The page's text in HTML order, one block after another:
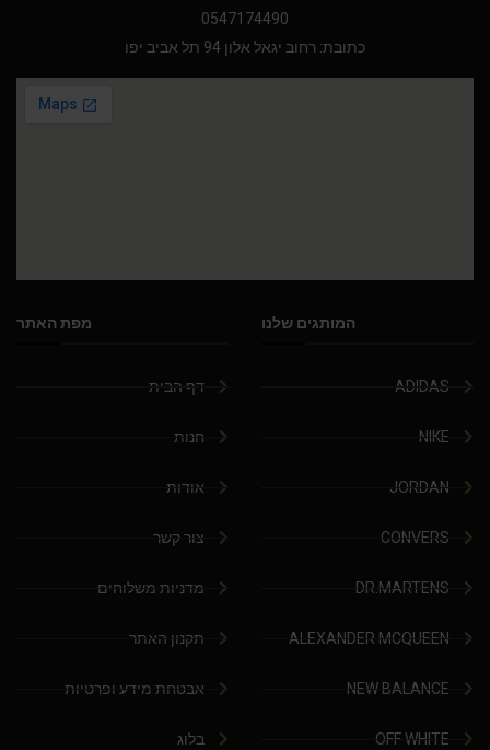
0547174490
כתובת: רחוב יגאל אלון 94 תל אביב יפו
המותגים שלנו
ADIDAS
NIKE
JORDAN
CONVERS
DR.MARTENS
ALEXANDER MCQUEEN
NEW BALANCE
OFF WHITE
מפת האתר
דף הבית
חנות
אודות
צור קשר
מדניות משלוחים
תקנון האתר
אבטחת מידע ופרטיות
בלוג